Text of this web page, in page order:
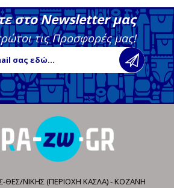
στο Newsletter μας
τις Προσφορές μας!
ΘΕΣ/ΝΙΚΗΣ (ΠΕΡΙΟΧΗ ΚΑΣΛΑ) - ΚΟΖΑΝΗ